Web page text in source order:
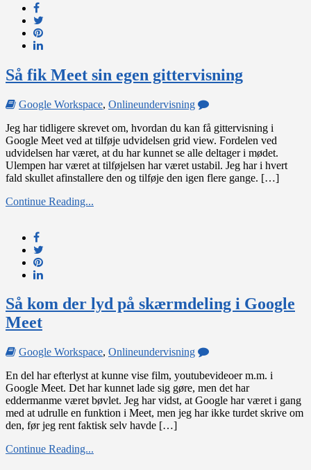
Så fik Meet sin egen gittervisning
Google Workspace, Onlineundervisning
on
fik
Meet
sin
egen
gittervisning
Jeg har tidligere skrevet om, hvordan du kan få gittervisning i
Google Meet ved at tilføje udvidelsen grid view. Fordelen ved
udvidelsen har været, at du har kunnet se alle deltager i mødet.
Ulempen har været at tilføjelsen har været ustabil. Jeg har i hvert
fald skullet afinstallere den og tilføje den igen flere gange. […]
Continue Reading...
Så kom der lyd på skærmdeling i Google
Meet
Google Workspace, Onlineundervisning
on
kom
der
lyd
på
En del har efterlyst at kunne vise film, youtubevideoer m.m. i
Google Meet. Det har kunnet lade sig gøre, men det har
eddermanme været bøvlet. Jeg har vidst, at Google har været i gang
med at udrulle en funktion i Meet, men jeg har ikke turdet skrive om
den, før jeg rent faktisk selv havde […]
Continue Reading...